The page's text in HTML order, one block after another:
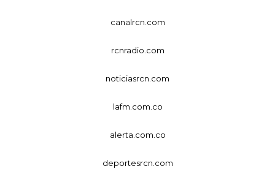
canalrcn.com
rcnradio.com
noticiasrcn.com
lafm.com.co
alerta.com.co
deportesrcn.com